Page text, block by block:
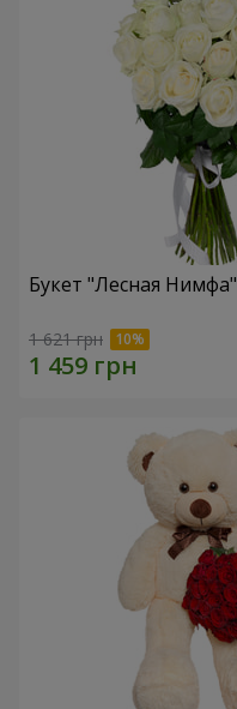
Букет "Лесная Нимфа"
1 621 грн